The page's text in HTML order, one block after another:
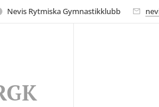
Nevis Rytmiska Gymnastikklubb